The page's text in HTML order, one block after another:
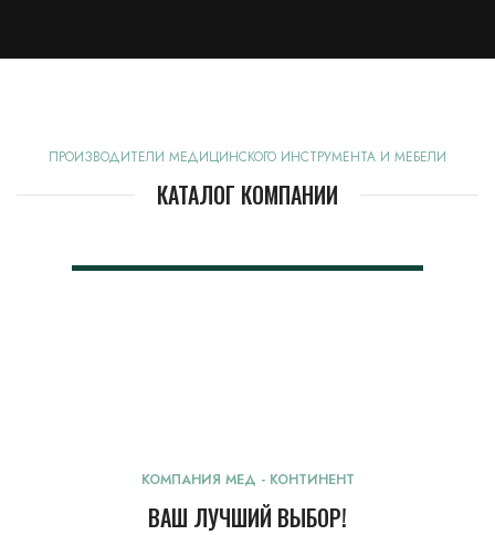
ПРОИЗВОДИТЕЛИ МЕДИЦИНСКОГО ИНСТРУМЕНТА И МЕБЕЛИ
КАТАЛОГ КОМПАНИИ
КОМПАНИЯ МЕД - КОНТИНЕНТ
ВАШ ЛУЧШИЙ ВЫБОР!